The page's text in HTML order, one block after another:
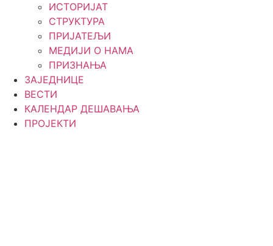
ИСТОРИЈАТ
СТРУКТУРА
ПРИЈАТЕЉИ
МЕДИЈИ О НАМА
ПРИЗНАЊА
ЗАЈЕДНИЦЕ
ВЕСТИ
КАЛЕНДАР ДЕШАВАЊА
ПРОЈЕКТИ